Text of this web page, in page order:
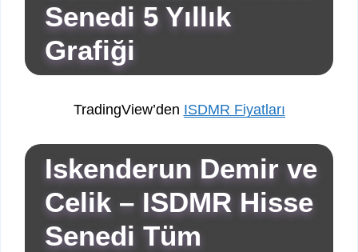
Senedi 5 Yıllık
Grafiği
TradingView’den ISDMR Fiyatları
Iskenderun Demir ve
Celik – ISDMR Hisse
Senedi Tüm